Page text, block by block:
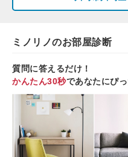
ミノリノのお部屋診断
質問に答えるだけ！
かんたん30秒であなたにぴ